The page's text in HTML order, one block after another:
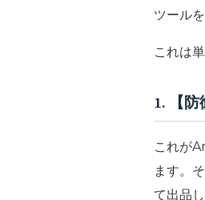
ツール
これは
1. 【
これが
ます。
て出品